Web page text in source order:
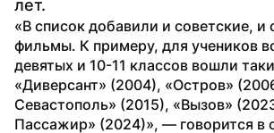
лет.
«В список добавили и советские, и
фильмы. К примеру, для учеников
девятых и 10-11 классов вошли
«Диверсант» (2004), «Остров»
Севастополь» (2015), «Вызов»